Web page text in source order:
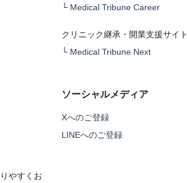
やすくお
└ Medical Tribune Career
クリニック継承・開業支援サイト
└ Medical Tribune Next
ソーシャルメディア
Xへのご登録
LINEへのご登録